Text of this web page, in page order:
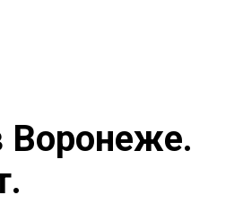
Воронеже.